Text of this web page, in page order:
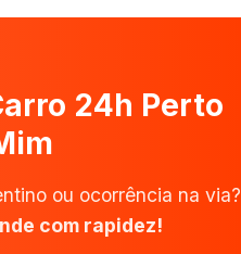
24h Perto
ou ocorrência na via?
com rapidez!